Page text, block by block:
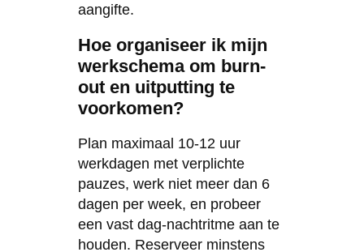
aangifte.
Hoe organiseer ik mijn
werkschema om burn-
out en uitputting te
voorkomen?
Plan maximaal 10-12 uur
werkdagen met verplichte
pauzes, werk niet meer dan 6
dagen per week, en probeer
een vast dag-nachtritme aan te
houden. Reserveer minstens